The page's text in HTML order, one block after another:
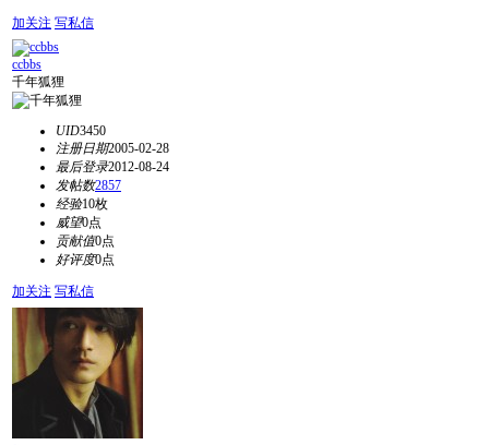
加关注 写私信
ccbbs
千年狐狸
UID3450
注册日期2005-02-28
最后登录2012-08-24
发帖数2857
经验10枚
威望0点
贡献值0点
好评度0点
加关注 写私信